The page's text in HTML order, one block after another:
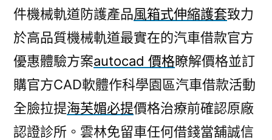
件機械軌道防護產品風箱式伸縮護套致力
於高品質機械軌道最實在的汽車借款官方
優惠體驗方案autocad 價格瞭解價格並訂
購官方CAD軟體作科學園區汽車借款活動
全臉拉提海芙媚必提價格治療前確認原廠
認證診所。雲林免留車任何借錢當舖誠信